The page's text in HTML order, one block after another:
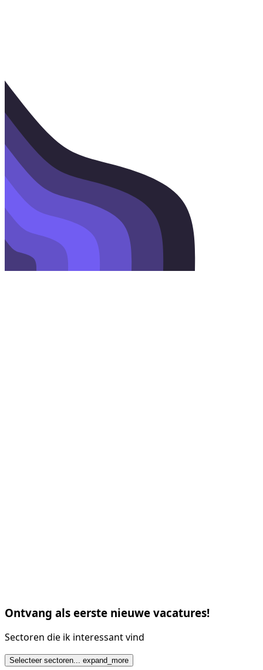
Ontvang als eerste nieuwe vacatures!
Sectoren die ik interessant vind
Selecteer sectoren... expand_more